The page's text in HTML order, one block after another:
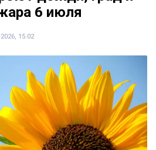
6 июля
15:02